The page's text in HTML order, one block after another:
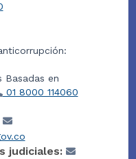
Basadas en
01 8000 114060
judiciales: